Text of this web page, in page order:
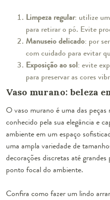
Limpeza regular: utilize
para retirar o pó. Evite
Manuseio delicado: por
com cuidado para evitar
Exposição ao sol: evite
para preservar as cores
Vaso murano: beleza
O vaso murano é uma das peças
conhecido pela sua elegância e
ambiente em um espaço
uma ampla variedade de
decorações discretas até
ponto focal do ambiente.
Confira como fazer um lindo